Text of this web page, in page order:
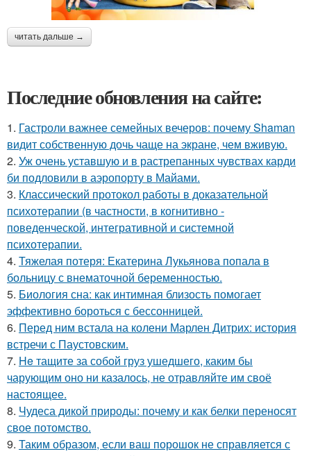
читать дальше →
Последние обновления на сайте:
1. Гастроли важнее семейных вечеров: почему Shaman
видит собственную дочь чаще на экране, чем вживую.
2. Уж очень уставшую и в растрепанных чувствах карди
би подловили в аэропорту в Майами.
3. Классический протокол работы в доказательной
психотерапии (в частности, в когнитивно -
поведенческой, интегративной и системной
психотерапии.
4. Тяжелая потеря: Екатерина Лукьянова попала в
больницу с внематочной беременностью.
5. Биология сна: как интимная близость помогает
эффективно бороться с бессонницей.
6. Перед ним встала на колени Марлен Дитрих: история
встречи с Паустовским.
7. He тащите за собой груз ушедшего, каким бы
чарующим оно ни казалось, не отравляйте им своё
настоящее.
8. Чудеса дикой природы: почему и как белки переносят
свое потомство.
9. Таким образом, если ваш порошок не справляется с